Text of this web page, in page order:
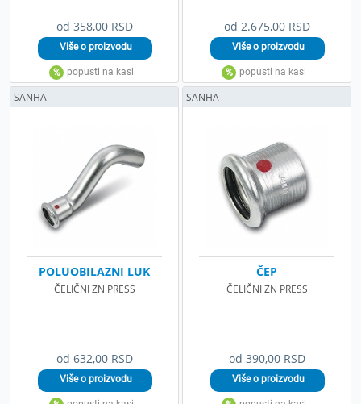
od 358,00 RSD od 2.675,00 RSD
od 632,00 RSD
POLUOBILAZNI LUK
ČELIČNI ZN PRESS
SANHA
od 390,00 RSD
ČEP
ČELIČNI ZN PRESS
SANHA